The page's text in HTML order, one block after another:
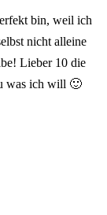
bin, weil ich
nicht alleine
Lieber 10 die
was ich will 🙂